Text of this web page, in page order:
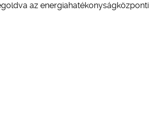
az energiahatékonyságközponti